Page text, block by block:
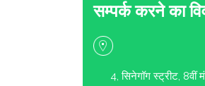
सम्पर्क करने का
4, सिनेगॉग स्ट्रीट, 8वीं